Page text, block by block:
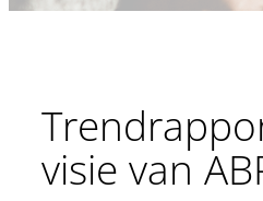
visie van